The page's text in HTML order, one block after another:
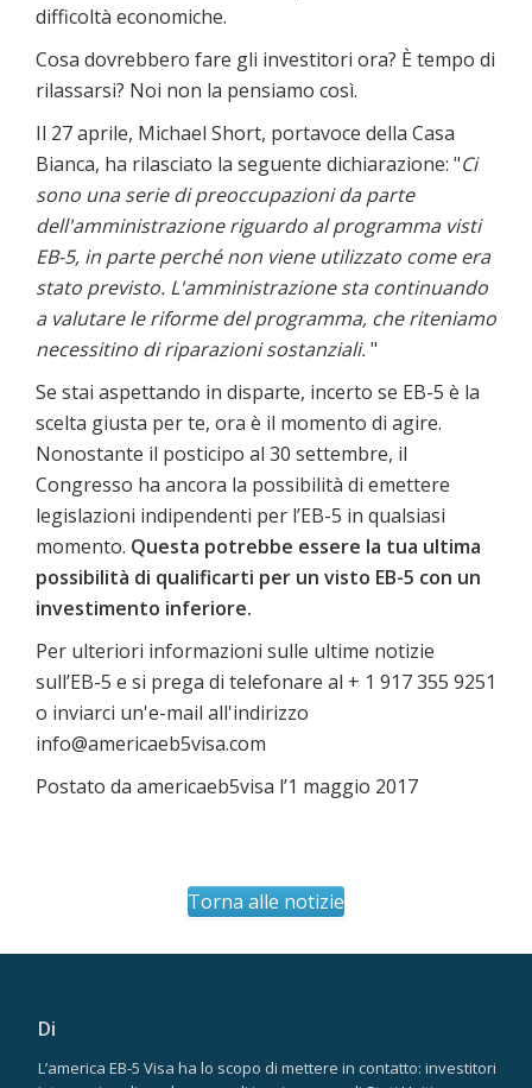
difficoltà economiche.
Cosa dovrebbero fare gli investitori ora? È tempo di
rilassarsi? Noi non la pensiamo così.
Il 27 aprile, Michael Short, portavoce della Casa
Bianca, ha rilasciato la seguente dichiarazione: "Ci
sono una serie di preoccupazioni da parte
dell'amministrazione riguardo al programma visti
EB-5, in parte perché non viene utilizzato come era
stato previsto. L'amministrazione sta continuando
a valutare le riforme del programma, che riteniamo
necessitino di riparazioni sostanziali."
Se stai aspettando in disparte, incerto se EB-5 è la
scelta giusta per te, ora è il momento di agire.
Nonostante il posticipo al 30 settembre, il
Congresso ha ancora la possibilità di emettere
legislazioni indipendenti per l’EB-5 in qualsiasi
momento. Questa potrebbe essere la tua ultima
possibilità di qualificarti per un visto EB-5 con un
investimento inferiore.
Per ulteriori informazioni sulle ultime notizie
sull’EB-5 e si prega di telefonare al + 1 917 355 9251
o inviarci un'e-mail all'indirizzo
info@americaeb5visa.com
Postato da americaeb5visa l’1 maggio 2017
Torna alle notizie
Di
L’america EB-5 Visa ha lo scopo di mettere in contatto: investitori